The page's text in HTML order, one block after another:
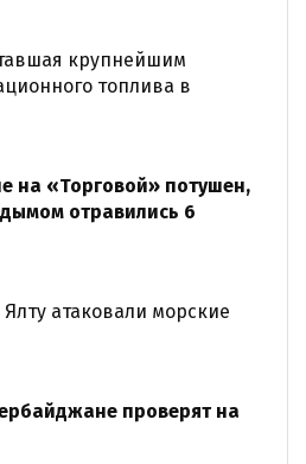
крупнейшим
топлива в
на «Торговой» потушен,
отравились 6
атаковали морские
проверят на